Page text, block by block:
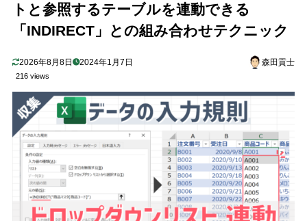
トと参照するテーブルを連動できる
「INDIRECT」との組み合わせテクニック
2026年8月8日 2024年1月7日 森田貢士
216 views
4 サンプルファイルで練習しよう！
5 さいごに